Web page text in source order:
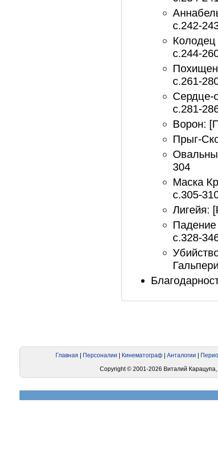
с.242-
с.244-
с.261-
Сердце-
с.281-
Ворон:
Прыг-
304
Маска
с.305-
Лигейя:
с.328-